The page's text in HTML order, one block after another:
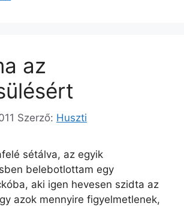
az
Szerző: Huszti
sétálva, az egyik
belebotlottam egy
aki igen hevesen szidta az
azok mennyire figyelmetlenek,